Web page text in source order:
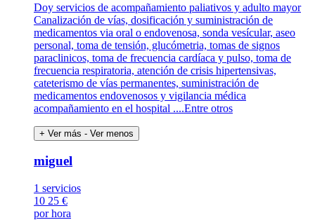
Doy servicios de acompañamiento paliativos y adulto mayor
Canalización de vías, dosificación y suministración de
medicamentos via oral o endovenosa, sonda vesícular, aseo
personal, toma de tensión, glucómetria, tomas de signos
paraclinicos, toma de frecuencia cardíaca y pulso, toma de
frecuencia respiratoria, atención de crisis hipertensivas,
cateterismo de vías permanentes, suministración de
medicamentos endovenosos y vigilancia médica
acompañamiento en el hospital ....Entre otros
+ Ver más - Ver menos
miguel
1 servicios
10 25 €
por hora